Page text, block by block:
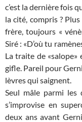
c’est la dernière fois
la cité, compris ?
frère, toujours «
Siré : «D’où tu
La traite de «salope»
gifle. Pareil pour
lèvres qui saignent.
Seul mâle parmi les
s’improvise en
deux ans avant